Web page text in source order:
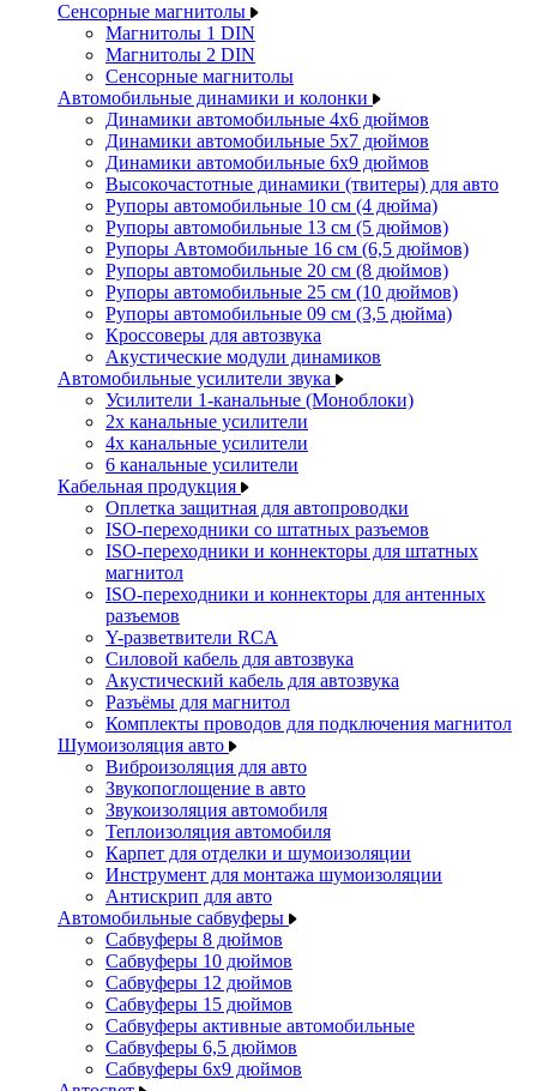
Сенсорные магнитолы
Магнитолы 1 DIN
Магнитолы 2 DIN
Сенсорные магнитолы
Автомобильные динамики и колонки
Динамики автомобильные 4x6 дюймов
Динамики автомобильные 5x7 дюймов
Динамики автомобильные 6x9 дюймов
Высокочастотные динамики (твитеры) для авто
Рупоры автомобильные 10 см (4 дюйма)
Рупоры автомобильные 13 см (5 дюймов)
Рупоры Автомобильные 16 см (6,5 дюймов)
Рупоры автомобильные 20 см (8 дюймов)
Рупоры автомобильные 25 см (10 дюймов)
Рупоры автомобильные 09 см (3,5 дюйма)
Кроссоверы для автозвука
Акустические модули динамиков
Автомобильные усилители звука
Усилители 1-канальные (Моноблоки)
2х канальные усилители
4х канальные усилители
6 канальные усилители
Кабельная продукция
Оплетка защитная для автопроводки
ISO-переходники со штатных разъемов
ISO-переходники и коннекторы для штатных
магнитол
ISO-переходники и коннекторы для антенных
разъемов
Y-разветвители RCA
Силовой кабель для автозвука
Акустический кабель для автозвука
Разъёмы для магнитол
Комплекты проводов для подключения магнитол
Шумоизоляция авто
Виброизоляция для авто
Звукопоглощение в авто
Звукоизоляция автомобиля
Теплоизоляция автомобиля
Карпет для отделки и шумоизоляции
Инструмент для монтажа шумоизоляции
Антискрип для авто
Автомобильные сабвуферы
Сабвуферы 8 дюймов
Сабвуферы 10 дюймов
Сабвуферы 12 дюймов
Сабвуферы 15 дюймов
Сабвуферы активные автомобильные
Сабвуферы 6,5 дюймов
Сабвуферы 6x9 дюймов